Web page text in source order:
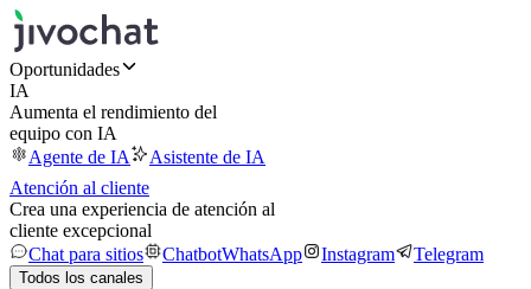
Oportunidades
IA
Aumenta el rendimiento del
equipo con IA
Agente de IA
Asistente de IA
Atención al cliente
Crea una experiencia de atención al
cliente excepcional
Chat para sitios
ChatbotWhatsApp Instagram Telegram
Todos los canales